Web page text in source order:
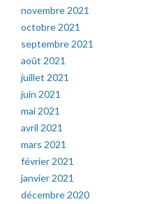
novembre 2021
octobre 2021
septembre 2021
août 2021
juillet 2021
juin 2021
mai 2021
avril 2021
mars 2021
février 2021
janvier 2021
décembre 2020